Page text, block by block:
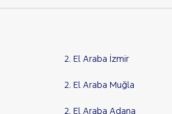
2. El Araba İzmir
2. El Araba Muğla
2. El Araba Adana